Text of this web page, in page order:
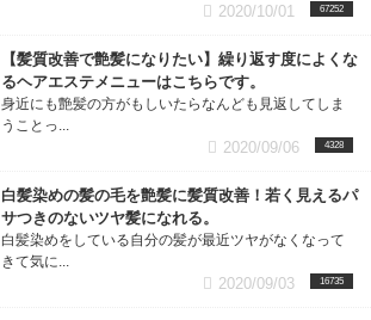
67252
2020/10/01
【髪質改善で艶髪になりたい】繰り返す度によくな
るヘアエステメニューはこちらです。
身近にも艶髪の方がもしいたらなんども見返してしま
うことっ...
4328
2020/09/06
白髪染めの髪の毛を艶髪に髪質改善！若く見えるパ
サつきのないツヤ髪になれる。
白髪染めをしている自分の髪が最近ツヤがなくなって
きて気に...
16735
2020/09/03